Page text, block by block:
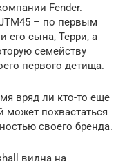
Fender.
– по первым
его сына, Терри, а
семейству
первого детища.
вряд ли кто-то еще
похвастаться
своего бренда.
видна на